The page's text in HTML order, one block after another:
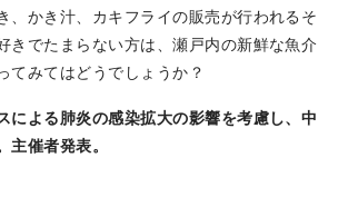
、かき汁、カキフライの販売が行われるそ
きでたまらない方は、瀬戸内の新鮮な魚介
てみてはどうでしょうか？
による肺炎の感染拡大の影響を考慮し、中
主催者発表。